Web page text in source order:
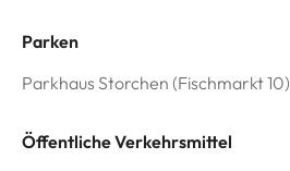
Parken
Parkhaus Storchen (Fischmarkt 10)
Öffentliche Verkehrsmittel